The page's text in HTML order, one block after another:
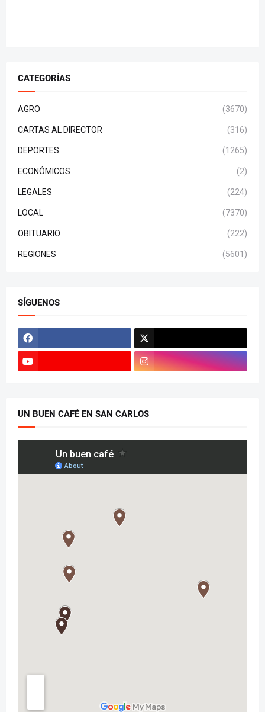
CATEGORÍAS
AGRO (3670)
CARTAS AL DIRECTOR (316)
DEPORTES (1265)
ECONÓMICOS (2)
LEGALES (224)
LOCAL (7370)
OBITUARIO (222)
REGIONES (5601)
SÍGUENOS
UN BUEN CAFÉ EN SAN CARLOS